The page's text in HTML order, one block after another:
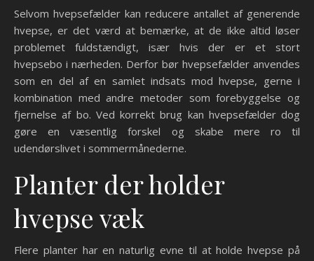
Selvom hvepsefælder kan reducere antallet af generende
hvepse, er det værd at bemærke, at de ikke altid løser
problemet fuldstændigt, især hvis der er et stort
hvepsebo i nærheden. Derfor bør hvepsefælder anvendes
som en del af en samlet indsats mod hvepse, gerne i
kombination med andre metoder som forebyggelse og
fjernelse af bo. Ved korrekt brug kan hvepsefælder dog
gøre en væsentlig forskel og skabe mere ro til
udendørslivet i sommermånederne.
Planter der holder
hvepse væk
Flere planter har en naturlig evne til at holde hvepse på